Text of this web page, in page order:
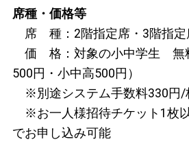
席種・価格等
席 種：2階指定席・3階指定
価 格：対象の小中学生 無
500円・小中高500円）
※別途システム手数料330円/
※お一人様招待チケット1枚
でお申し込み可能